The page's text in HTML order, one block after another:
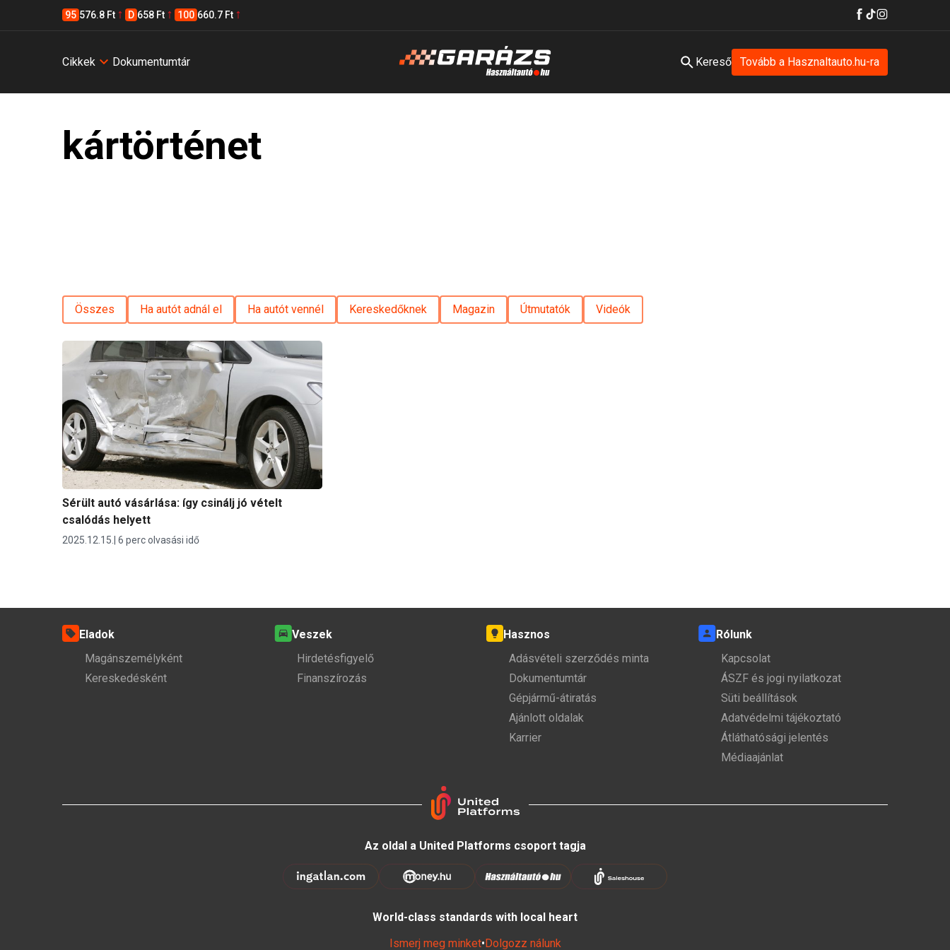
95 576.8 Ft D 658 Ft 100 660.7 Ft
Cikkek Dokumentumtár Kereső Tovább a Hasznaltauto.hu-ra
kártörténet
Összes Ha autót adnál el Ha autót vennél Kereskedőknek Magazin Útmutatók Videók
Sérült autó vásárlása: így csinálj jó vételt
csalódás helyett
2025.12.15. 6 perc olvasási idő
Eladok
Magánszemélyként
Kereskedésként
Veszek
Hirdetésfigyelő
Finanszírozás
Hasznos
Adásvételi szerződés minta
Dokumentumtár
Gépjármű-átiratás
Ajánlott oldalak
Karrier
Rólunk
Kapcsolat
ÁSZF és jogi nyilatkozat
Süti beállítások
Adatvédelmi tájékoztató
Átláthatósági jelentés
Médiaajánlat
Az oldal a United Platforms csoport tagja
World-class standards with local heart
Ismerj meg minket• Dolgozz nálunk